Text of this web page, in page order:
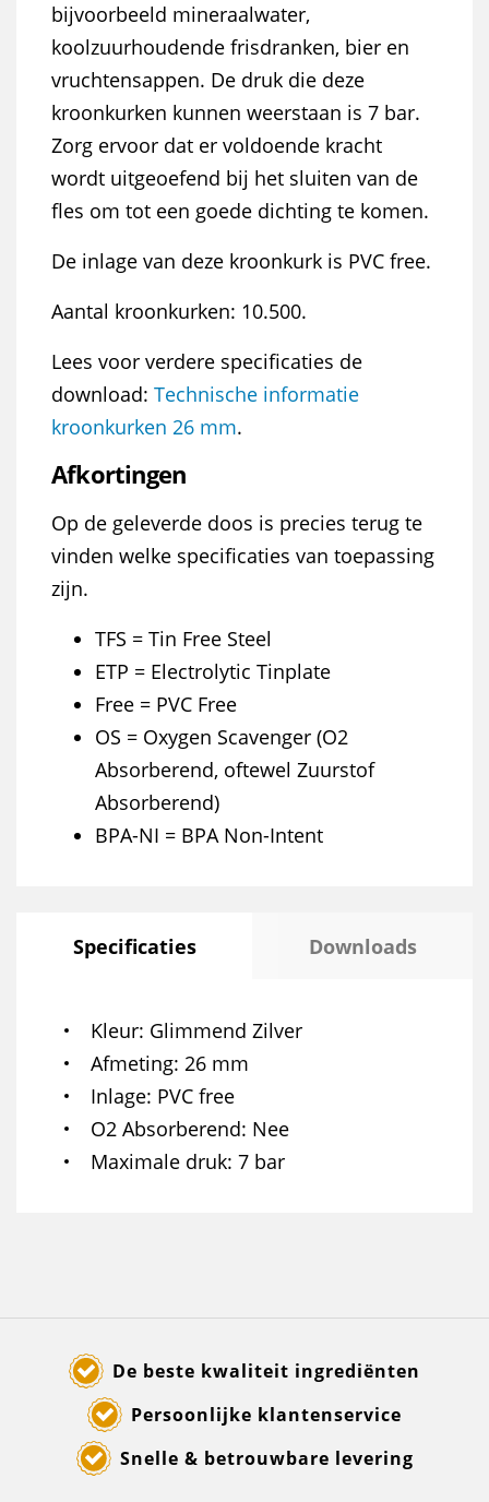
bijvoorbeeld mineraalwater,
koolzuurhoudende frisdranken, bier en
vruchtensappen. De druk die deze
kroonkurken kunnen weerstaan is 7 bar.
Zorg ervoor dat er voldoende kracht
wordt uitgeoefend bij het sluiten van de
fles om tot een goede dichting te komen.
De inlage van deze kroonkurk is PVC free.
Aantal kroonkurken: 10.500.
Lees voor verdere specificaties de
download: Technische informatie
kroonkurken 26 mm.
Afkortingen
Op de geleverde doos is precies terug te
vinden welke specificaties van toepassing
zijn.
TFS = Tin Free Steel
ETP = Electrolytic Tinplate
Free = PVC Free
OS = Oxygen Scavenger (O2
Absorberend, oftewel Zuurstof
Absorberend)
BPA-NI = BPA Non-Intent
Specificaties Downloads
Kleur Glimmend Zilver
Afmeting 26 mm
Inlage PVC free
O2 Absorberend Nee
Maximale druk 7 bar
De beste kwaliteit ingrediënten
Persoonlijke klantenservice
Snelle & betrouwbare levering